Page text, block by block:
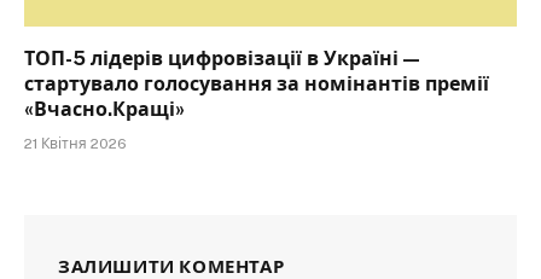
ТОП-5 лідерів цифровізації в Україні —
стартувало голосування за номінантів премії
«Вчасно.Кращі»
21 Квітня 2026
ЗАЛИШИТИ КОМЕНТАР